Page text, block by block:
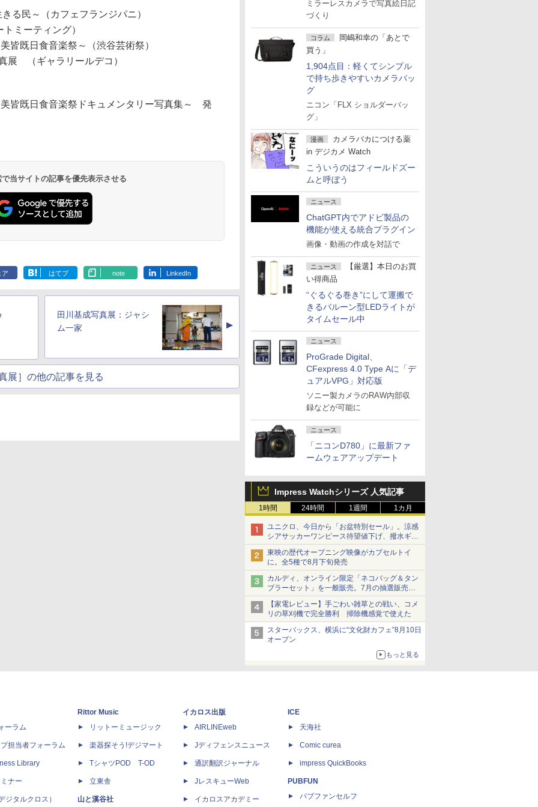
ミラーレスカメラで写真絵日記
づくり
コラム
岡嶋和幸の「あとで
買う」
1,904点目：軽くてシンプル
で持ち歩きやすいカメラバッ
グ
ニコン「FLX ショルダーバッ
グ」
漫画
カメラバカにつける薬
in デジカメ Watch
こういうのはフィールドズー
ムと呼ぼう
ニュース
ChatGPT内でアドビ製品の
機能が使える統合プラグイン
画像・動画の作成を対話で
ニュース
【厳選】本日のお買
い得商品
“ぐるぐる巻き”にして運搬で
きるバルーン型LEDライトが
タイムセール中
ニュース
ProGrade Digital、
CFexpress 4.0 Type Aに「デ
ュアルVPG」対応版
ソニー製カメラのRAW内部収
録などが可能に
ニュース
「ニコンD780」に最新ファ
ームウェアアップデート
Impress Watchシリーズ 人気記事
1時間 24時間 1週間 1カ月
ユニクロ、今日から「お盆特別セール」。涼感
シアサッカーワンピース待望値下げ、撥水ギア
ショーツは1990円に
東映の歴代オープニング映像がカプセルトイ
に。全5種で8月下旬発売
カルディ、オンライン限定「ネコバッグ＆タン
ブラーセット」を一般販売。7月の抽選販売の
当選無効分
【家電レビュー】手ごわい雑草との戦い、コメ
リの草刈機で完全勝利 掃除機感覚で使えた
スターバックス、横浜に“文化財カフェ”8月10日
オープン
もっと見る
る民～（カフェフランジパニ）
ミーティング）
皆既日食音楽祭～（渋谷芸術祭）
展 （ギャラリールデコ）
皆既日食音楽祭ドキュメンタリー写真集～ 発
当サイトの記事を優先表示させる
ア はてブ note LinkedIn
田川基成写真展：ジャシ
ム一家
▲
展］の他の記事を見る
ーラム
担当者フォーラム
Library
ナー
ジタルクロス）
Rittor Music
リットーミュージック
楽器探そう!デジマート
TシャツPOD T-OD
立東舎
山と溪谷社
イカロス出版
AIRLINEweb
Jディフェンスニュース
通訳翻訳ジャーナル
JレスキューWeb
イカロスアカデミー
ICE
天海社
Comic curea
impress QuickBooks
PUBFUN
パブファンセルフ